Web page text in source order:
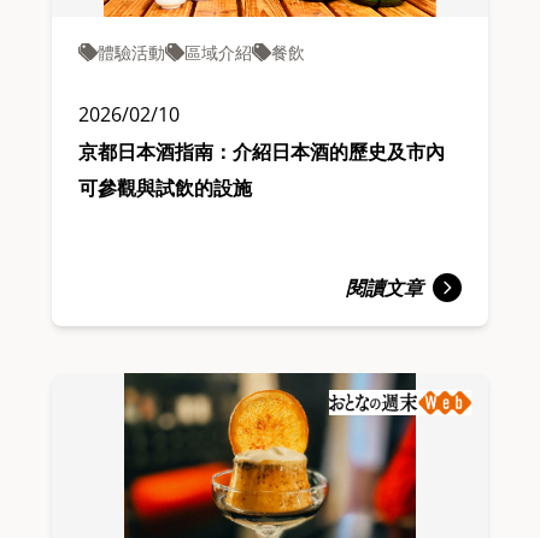
體驗活動 區域介紹 餐飲
2026/02/10
京都日本酒指南：介紹日本酒的歷史及市內
可參觀與試飲的設施
閱讀文章